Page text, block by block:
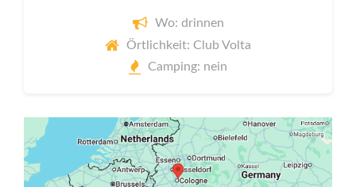
Wo: drinnen
Örtlichkeit: Club Volta
Camping: nein